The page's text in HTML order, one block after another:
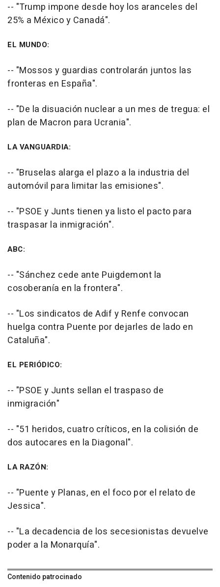
-- "Trump impone desde hoy los aranceles del
25% a México y Canadá".
EL MUNDO:
-- "Mossos y guardias controlarán juntos las
fronteras en España".
-- "De la disuación nuclear a un mes de tregua: el
plan de Macron para Ucrania".
LA VANGUARDIA:
-- "Bruselas alarga el plazo a la industria del
automóvil para limitar las emisiones".
-- "PSOE y Junts tienen ya listo el pacto para
traspasar la inmigración".
ABC:
-- "Sánchez cede ante Puigdemont la
cosoberanía en la frontera".
-- "Los sindicatos de Adif y Renfe convocan
huelga contra Puente por dejarles de lado en
Cataluña".
EL PERIÓDICO:
-- "PSOE y Junts sellan el traspaso de
inmigración"
-- "51 heridos, cuatro críticos, en la colisión de
dos autocares en la Diagonal".
LA RAZÓN:
-- "Puente y Planas, en el foco por el relato de
Jessica".
-- "La decadencia de los secesionistas devuelve
poder a la Monarquía".
Contenido patrocinado